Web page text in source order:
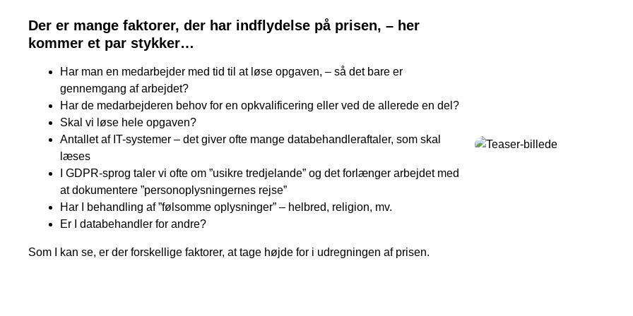
Der er mange faktorer, der har indflydelse på prisen, – her
kommer et par stykker…
Har man en medarbejder med tid til at løse opgaven, – så det bare er
gennemgang af arbejdet?
Har de medarbejderen behov for en opkvalificering eller ved de allerede en del?
Skal vi løse hele opgaven?
Antallet af IT-systemer – det giver ofte mange databehandleraftaler, som skal
læses
I GDPR-sprog taler vi ofte om ”usikre tredjelande” og det forlænger arbejdet med
at dokumentere ”personoplysningernes rejse”
Har I behandling af ”følsomme oplysninger” – helbred, religion, mv.
Er I databehandler for andre?
Som I kan se, er der forskellige faktorer, at tage højde for i udregningen af prisen.